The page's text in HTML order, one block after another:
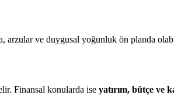
arzular ve duygusal yoğunluk ön planda
Finansal konularda ise yatırım, bütçe ve